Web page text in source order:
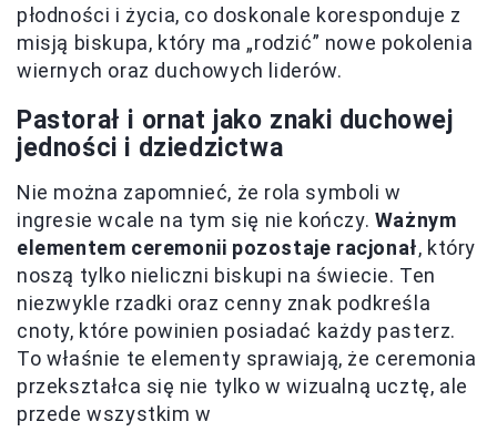
płodności i życia, co doskonale koresponduje z
misją biskupa, który ma „rodzić” nowe pokolenia
wiernych oraz duchowych liderów.
Pastorał i ornat jako znaki duchowej
jedności i dziedzictwa
Nie można zapomnieć, że rola symboli w
ingresie wcale na tym się nie kończy. Ważnym
elementem ceremonii pozostaje racjonał, który
noszą tylko nieliczni biskupi na świecie. Ten
niezwykle rzadki oraz cenny znak podkreśla
cnoty, które powinien posiadać każdy pasterz.
To właśnie te elementy sprawiają, że ceremonia
przekształca się nie tylko w wizualną ucztę, ale
przede wszystkim w